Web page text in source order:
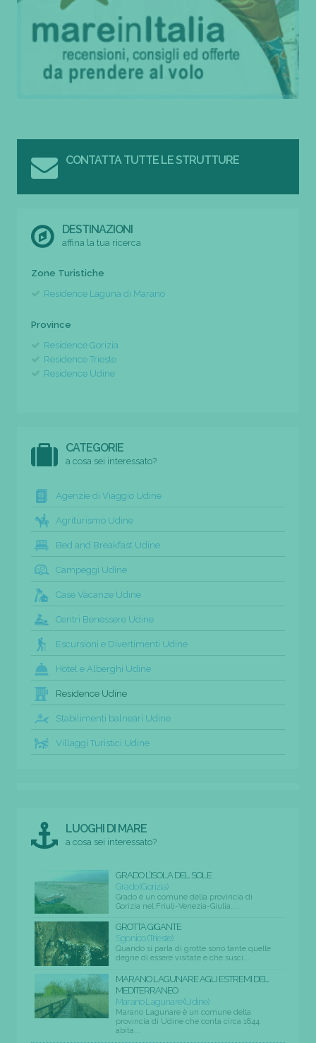
CONTATTA TUTTE LE STRUTTURE
DESTINAZIONI
affina la tua ricerca
Zone Turistiche
Residence Laguna di Marano
Province
Residence Gorizia
Residence Trieste
Residence Udine
CATEGORIE
a cosa sei interessato?
Agenzie di Viaggio Udine
Agriturismo Udine
Bed and Breakfast Udine
Campeggi Udine
Case Vacanze Udine
Centri Benessere Udine
Escursioni e Divertimenti Udine
Hotel e Alberghi Udine
Residence Udine
Stabilimenti balneari Udine
Villaggi Turistici Udine
LUOGHI DI MARE
a cosa sei interessato?
GRADO L’ISOLA DEL SOLE
Grado (Gorizia)
Grado è un comune della provincia di
Gorizia nel Friuli-Venezia-Giulia....
GROTTA GIGANTE
Sgonico (Trieste)
Quando si parla di grotte sono tante quelle
degne di essere visitate e che susci...
MARANO LAGUNARE AGLI ESTREMI DEL
MEDITERRANEO
Marano Lagunare (Udine)
Marano Lagunare è un comune della
provincia di Udine che conta circa 1844
abita...